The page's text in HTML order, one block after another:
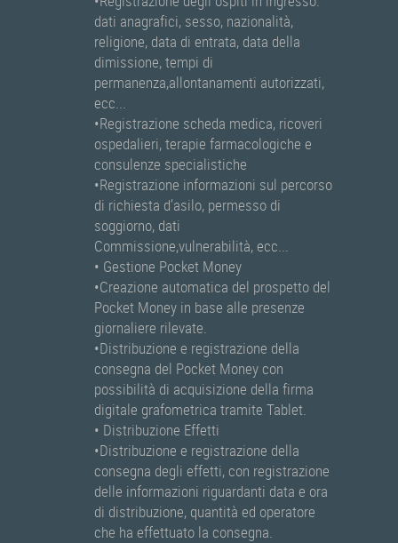
dati anagrafici, sesso, nazionalità,
religione, data di entrata, data della
dimissione, tempi di
permanenza,allontanamenti autorizzati,
ecc...
•Registrazione scheda medica, ricoveri
ospedalieri, terapie farmacologiche e
consulenze specialistiche
•Registrazione informazioni sul percorso
di richiesta d’asilo, permesso di
soggiorno, dati
Commissione,vulnerabilità, ecc...
• Gestione Pocket Money
•Creazione automatica del prospetto del
Pocket Money in base alle presenze
giornaliere rilevate.
•Distribuzione e registrazione della
consegna del Pocket Money con
possibilità di acquisizione della firma
digitale grafometrica tramite Tablet.
• Distribuzione Effetti
•Distribuzione e registrazione della
consegna degli effetti, con registrazione
delle informazioni riguardanti data e ora
di distribuzione, quantità ed operatore
che ha effettuato la consegna.